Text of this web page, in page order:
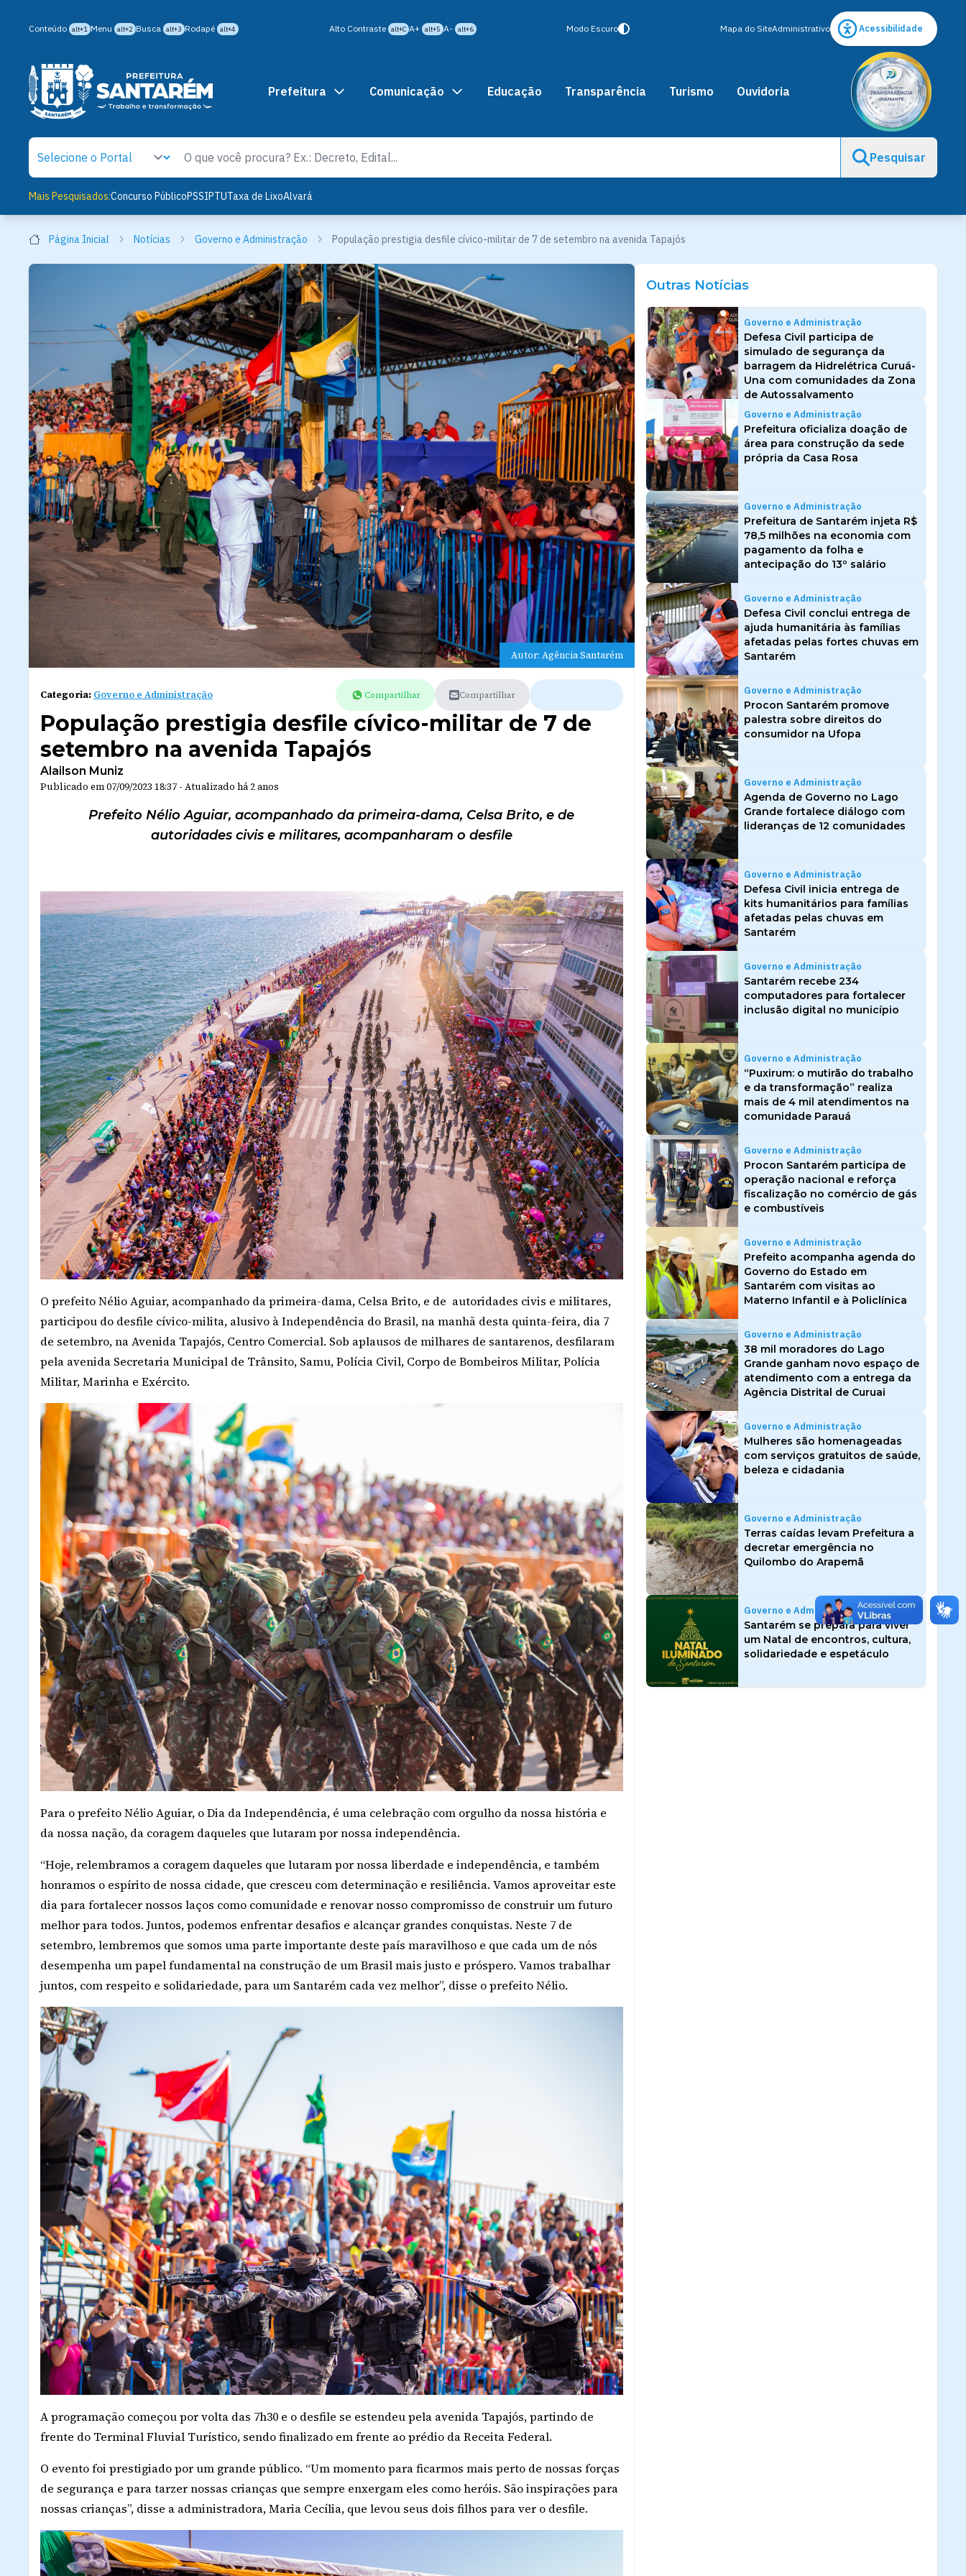
Conteúdo alt+1 Menu alt+2 Busca alt+3 Rodapé alt+4 Alto Contraste alt+C A+ alt+5 A- alt+6 Modo Escuro Mapa do SiteAdministrativo Acessibilidade
Prefeitura Comunicação Educação Transparência Turismo Ouvidoria
Pesquisar
Mais Pesquisados:Concurso PúblicoPSSIPTUTaxa de LixoAlvará
Página Inicial Notícias Governo e Administração População prestigia desfile cívico-militar de 7 de setembro na avenida Tapajós
Autor: Agência Santarém
Categoria: Governo e Administração Compartilhar Compartilhar
População prestigia desfile cívico-militar de 7 de
setembro na avenida Tapajós
Alailson Muniz
Publicado em07/09/2023 18:37 - Atualizado há 2 anos
Prefeito Nélio Aguiar, acompanhado da primeira-dama, Celsa Brito, e de
autoridades civis e militares, acompanharam o desfile
O prefeito Nélio Aguiar, acompanhado da primeira-dama, Celsa Brito, e de autoridades civis e militares,
participou do desfile cívico-milita, alusivo à Independência do Brasil, na manhã desta quinta-feira, dia 7
de setembro, na Avenida Tapajós, Centro Comercial. Sob aplausos de milhares de santarenos, desfilaram
pela avenida Secretaria Municipal de Trânsito, Samu, Polícia Civil, Corpo de Bombeiros Militar, Polícia
Militar, Marinha e Exército.
Para o prefeito Nélio Aguiar, o Dia da Independência, é uma celebração com orgulho da nossa história e
da nossa nação, da coragem daqueles que lutaram por nossa independência.
“Hoje, relembramos a coragem daqueles que lutaram por nossa liberdade e independência, e também
honramos o espírito de nossa cidade, que cresceu com determinação e resiliência. Vamos aproveitar este
dia para fortalecer nossos laços como comunidade e renovar nosso compromisso de construir um futuro
melhor para todos. Juntos, podemos enfrentar desafios e alcançar grandes conquistas. Neste 7 de
setembro, lembremos que somos uma parte importante deste país maravilhoso e que cada um de nós
desempenha um papel fundamental na construção de um Brasil mais justo e próspero. Vamos trabalhar
juntos, com respeito e solidariedade, para um Santarém cada vez melhor”, disse o prefeito Nélio.
A programação começou por volta das 7h30 e o desfile se estendeu pela avenida Tapajós, partindo de
frente do Terminal Fluvial Turístico, sendo finalizado em frente ao prédio da Receita Federal.
O evento foi prestigiado por um grande público. “Um momento para ficarmos mais perto de nossas forças
de segurança e para tarzer nossas crianças que sempre enxergam eles como heróis. São inspirações para
nossas crianças”, disse a administradora, Maria Cecília, que levou seus dois filhos para ver o desfile.
Outras Notícias
Governo e Administração
Defesa Civil participa de
simulado de segurança da
barragem da Hidrelétrica Curuá-
Una com comunidades da Zona
de Autossalvamento
Governo e Administração
Prefeitura oficializa doação de
área para construção da sede
própria da Casa Rosa
Governo e Administração
Prefeitura de Santarém injeta R$
78,5 milhões na economia com
pagamento da folha e
antecipação do 13º salário
Governo e Administração
Defesa Civil conclui entrega de
ajuda humanitária às famílias
afetadas pelas fortes chuvas em
Santarém
Governo e Administração
Procon Santarém promove
palestra sobre direitos do
consumidor na Ufopa
Governo e Administração
Agenda de Governo no Lago
Grande fortalece diálogo com
lideranças de 12 comunidades
Governo e Administração
Defesa Civil inicia entrega de
kits humanitários para famílias
afetadas pelas chuvas em
Santarém
Governo e Administração
Santarém recebe 234
computadores para fortalecer
inclusão digital no município
Governo e Administração
“Puxirum: o mutirão do trabalho
e da transformação” realiza
mais de 4 mil atendimentos na
comunidade Parauá
Governo e Administração
Procon Santarém participa de
operação nacional e reforça
fiscalização no comércio de gás
e combustíveis
Governo e Administração
Prefeito acompanha agenda do
Governo do Estado em
Santarém com visitas ao
Materno Infantil e à Policlínica
Governo e Administração
38 mil moradores do Lago
Grande ganham novo espaço de
atendimento com a entrega da
Agência Distrital de Curuai
Governo e Administração
Mulheres são homenageadas
com serviços gratuitos de saúde,
beleza e cidadania
Governo e Administração
Terras caídas levam Prefeitura a
decretar emergência no
Quilombo do Arapemã
Governo e Administração
Santarém se prepara para viver
um Natal de encontros, cultura,
solidariedade e espetáculo